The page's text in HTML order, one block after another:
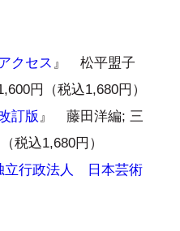
クセス 』 松平盟子
円（税込1,680円）
訂版 』 藤田洋編; 三
税込1,680円）
立行政法人 日本芸術